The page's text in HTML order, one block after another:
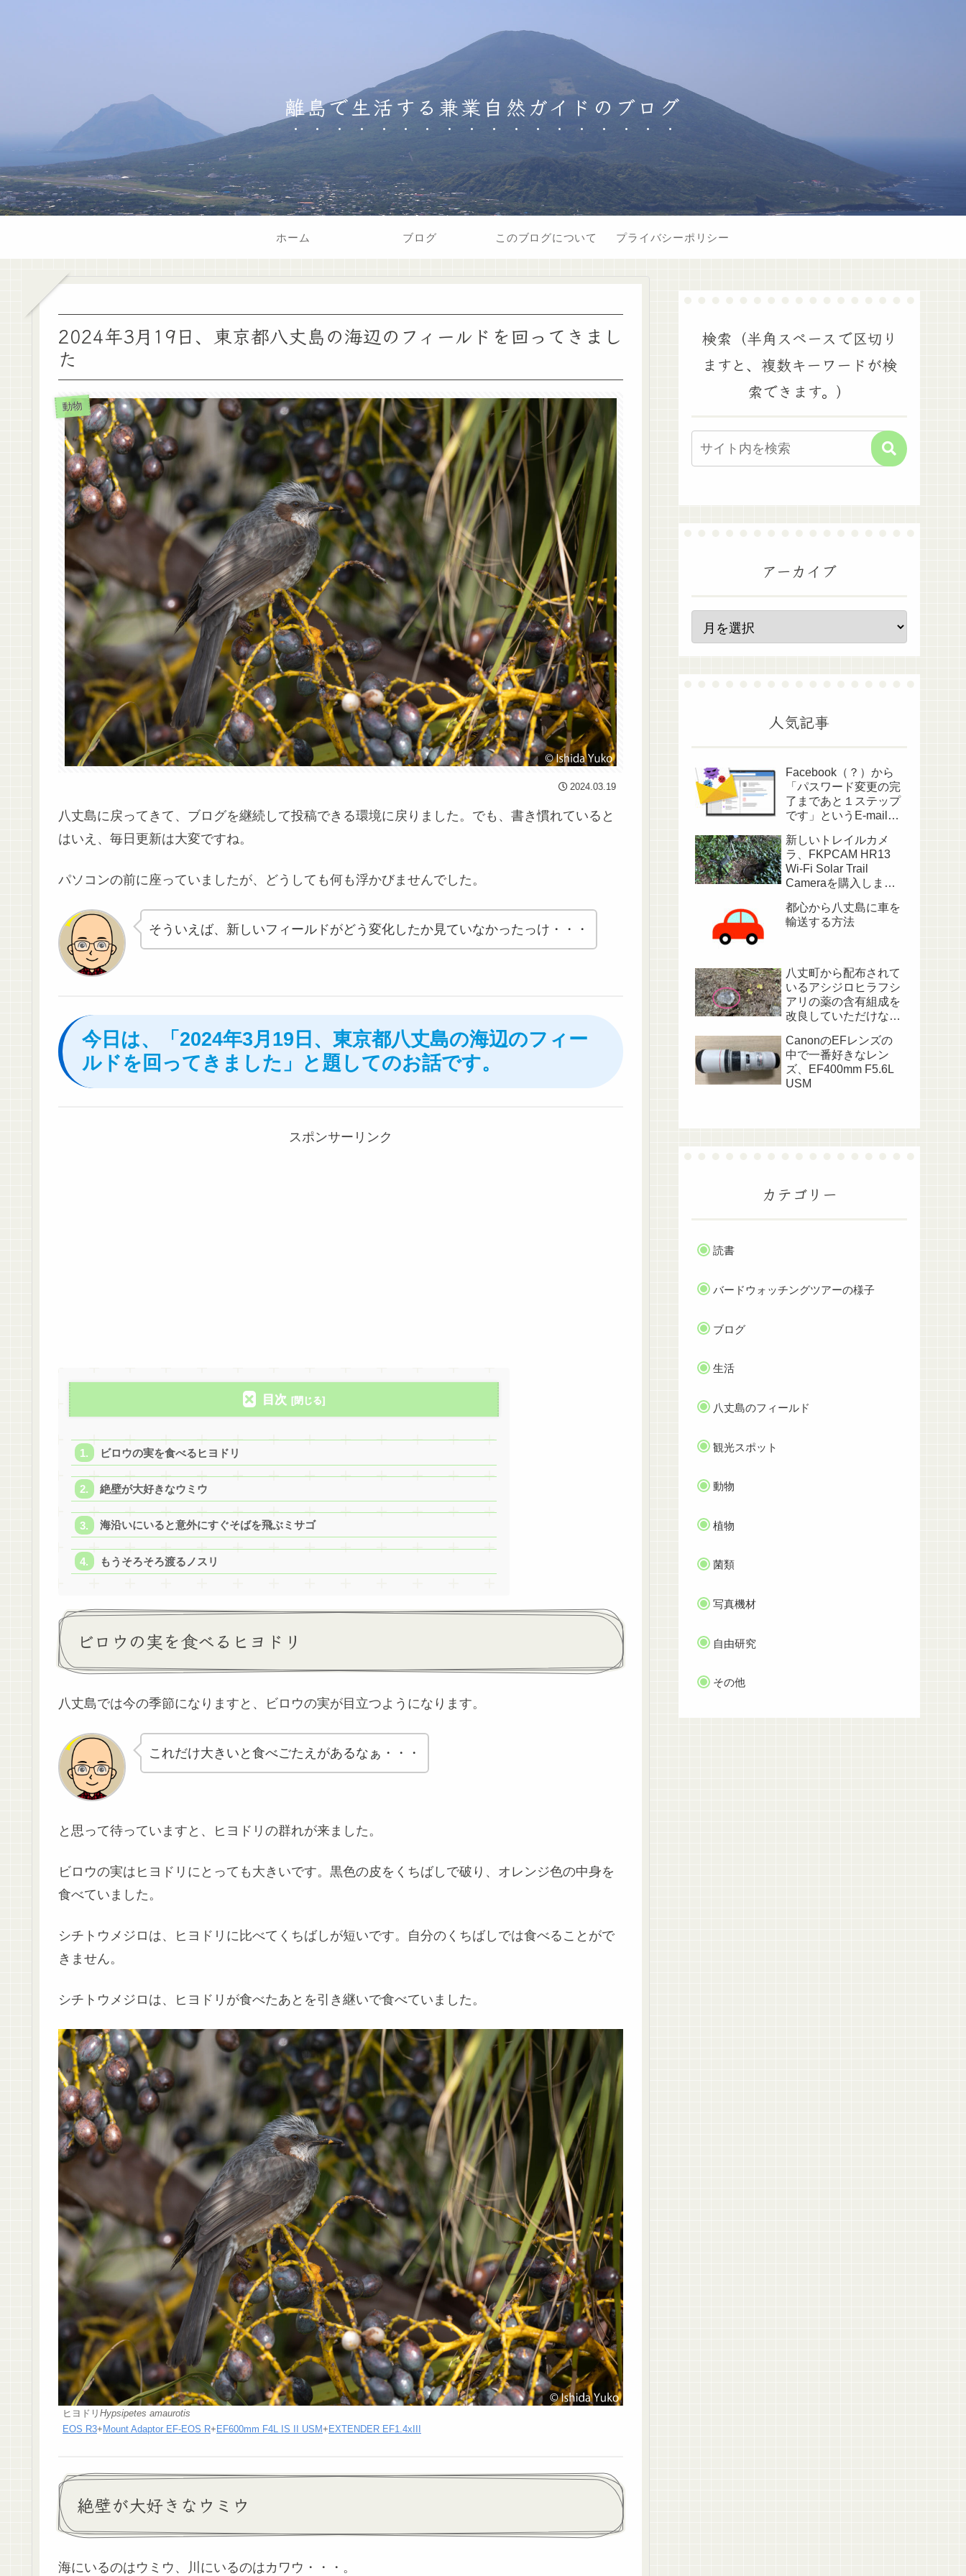
離島で生活する兼業自然ガイドのブログ
ホーム ブログ このブログについて プライバシーポリシー
2024年3月19日、東京都八丈島の海辺のフィールドを回ってきまし
た
動物
2024.03.19
八丈島に戻ってきて、ブログを継続して投稿できる環境に戻りました。でも、書き慣れていると
はいえ、毎日更新は大変ですね。
パソコンの前に座っていましたが、どうしても何も浮かびませんでした。
そういえば、新しいフィールドがどう変化したか見ていなかったっけ・・・
今日は、「2024年3月19日、東京都八丈島の海辺のフィー
ルドを回ってきました」と題してのお話です。
スポンサーリンク
目次
ビロウの実を食べるヒヨドリ
絶壁が大好きなウミウ
海沿いにいると意外にすぐそばを飛ぶミサゴ
もうそろそろ渡るノスリ
ビロウの実を食べるヒヨドリ
八丈島では今の季節になりますと、ビロウの実が目立つようになります。
これだけ大きいと食べごたえがあるなぁ・・・
と思って待っていますと、ヒヨドリの群れが来ました。
ビロウの実はヒヨドリにとっても大きいです。黒色の皮をくちばしで破り、オレンジ色の中身を
食べていました。
シチトウメジロは、ヒヨドリに比べてくちばしが短いです。自分のくちばしでは食べることがで
きません。
シチトウメジロは、ヒヨドリが食べたあとを引き継いで食べていました。
ヒヨドリ Hypsipetes amaurotis
EOS R3+ Mount Adaptor EF-EOS R+ EF600mm F4L IS II USM+ EXTENDER EF1.4xIII
絶壁が大好きなウミウ
海にいるのはウミウ、川にいるのはカワウ・・・。
検索（半角スペースで区切り
ますと、複数キーワードが検
索できます。）
アーカイブ
人気記事
Facebook（？）から
「パスワード変更の完
了まであと１ステップ
です」というE-mailが
新しいトレイルカメ
ラ、FKPCAM HR13
Wi-Fi Solar Trail
Cameraを購入しまし
都心から八丈島に車を
輸送する方法
八丈町から配布されて
いるアシジロヒラフシ
アリの薬の含有組成を
改良していただけない
CanonのEFレンズの
中で一番好きなレン
ズ、EF400mm F5.6L
USM
カテゴリー
読書
バードウォッチングツアーの様子
ブログ
生活
八丈島のフィールド
観光スポット
動物
植物
菌類
写真機材
自由研究
その他